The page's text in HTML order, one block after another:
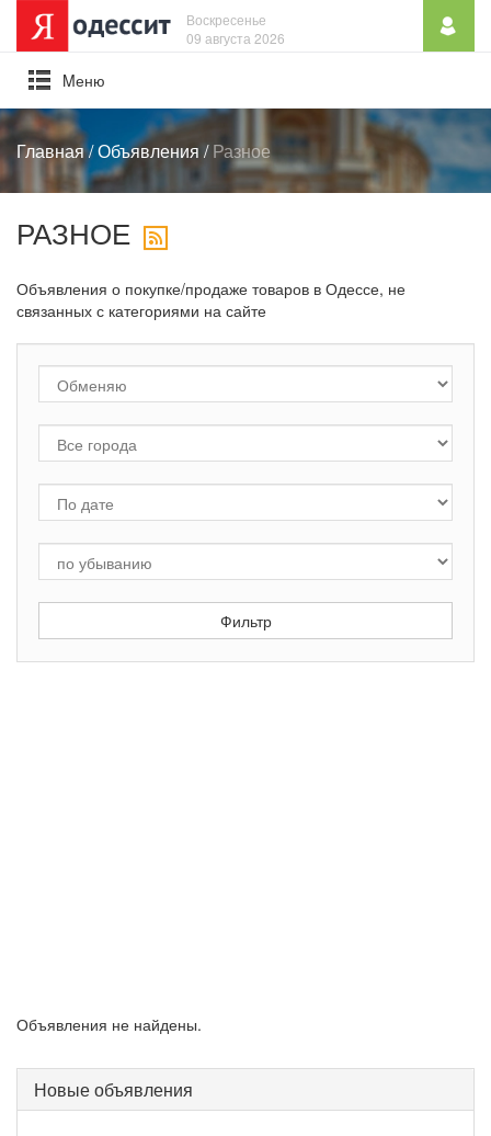
Воскресенье
09 августа 2026
Mеню
Главная/Объявления /Разное
РАЗНОЕ
Объявления о покупке/продаже товаров в Одессе, не
связанных с категориями на сайте
Объявления не найдены.
Новые объявления